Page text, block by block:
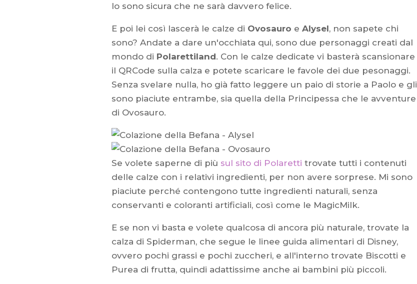
Io sono sicura che ne sarà davvero felice.
E poi lei così lascerà le calze di Ovosauro eAlysel, non sapete chi
sono? Andate a dare un'occhiata qui, sono due personaggi creati dal
mondo di Polarettiland. Con le calze dedicate vi basterà scansionare
il QRCode sulla calza e potete scaricare le favole dei due pesonaggi.
Senza svelare nulla, ho già fatto leggere un paio di storie a Paolo e gli
sono piaciute entrambe, sia quella della Principessa che le avventure
di Ovosauro.
Se volete saperne di più sul sito di Polaretti trovate tutti i contenuti
delle calze con i relativi ingredienti, per non avere sorprese. Mi sono
piaciute perché contengono tutte ingredienti naturali, senza
conservanti e coloranti artificiali, così come le MagicMilk.
E se non vi basta e volete qualcosa di ancora più naturale, trovate la
calza di Spiderman, che segue le linee guida alimentari di Disney,
ovvero pochi grassi e pochi zuccheri, e all'interno trovate Biscotti e
Purea di frutta, quindi adattissime anche ai bambini più piccoli.